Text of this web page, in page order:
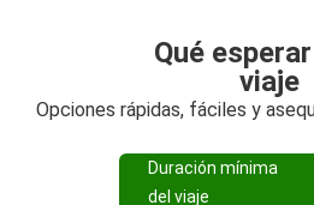
Qué
viaje
Opciones rápidas, fáciles y
Duración mínima
del viaje